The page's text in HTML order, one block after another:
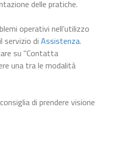
delle pratiche.
operativi nell’utilizzo
servizio di Assistenza.
su "Contatta
una tra le modalità
di prendere visione